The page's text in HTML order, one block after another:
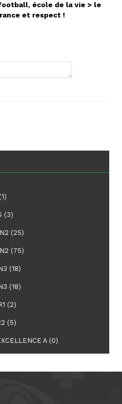
école de la vie > le
et respect !
(3)
(25)
(75)
(18)
(18)
(2)
(5)
A (0)